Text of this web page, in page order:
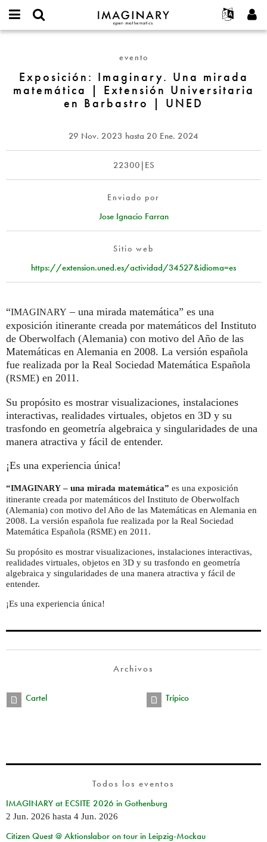
IMAGINARY
open
Français
Deutsch
한국어
Español
Programas
Galerías
Interactivos
Textos
Exposiciones
Más...
Proyectos
Participar
Contacto
username
Crear nueva cuenta
Solicitar una nueva contraseña
Una
mirada
matemática
Universitaria
|
evento
Exposición: Imaginary. Una mirada
matemática | Extensión Universitaria
en Barbastro | UNED
29 Nov. 2023 hasta 20 Ene. 2024
22300|ES
Enviado por
Jose Ignacio Farran
Sitio web
https://extension.uned.es/actividad/34527&idioma=es
“IMAGINARY – una mirada matemática” es una
exposición itinerante creada por matemáticos del Instituto
de Oberwolfach (Alemania) con motivo del Año de las
Matemáticas en Alemania en 2008. La versión española
fue realizada por la Real Sociedad Matemática Española
(RSME) en 2011.
Su propósito es mostrar visualizaciones, instalaciones
interactivas, realidades virtuales, objetos en 3D y su
trasfondo en geometría algebraica y singularidades de una
manera atractiva y fácil de entender.
¡Es una experiencia única!
“IMAGINARY – una mirada matemática” es una exposición
itinerante creada por matemáticos del Instituto de Oberwolfach
(Alemania) con motivo del Año de las Matemáticas en Alemania en
2008. La versión española fue realizada por la Real Sociedad
Matemática Española (RSME) en 2011.
Su propósito es mostrar visualizaciones, instalaciones interactivas,
realidades virtuales, objetos en 3D y su trasfondo en geometría
algebraica y singularidades de una manera atractiva y fácil de
entender.
¡Es una experiencia única!
Archivos
Cartel Trípico
Todos los eventos
IMAGINARY at ECSITE 2026 in Gothenburg
2 Jun. 2026 hasta 4 Jun. 2026
Citizen Quest @ Aktionslabor on tour in Leipzig-Mockau